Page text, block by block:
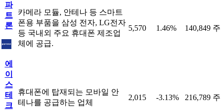
파
트
론
카메라 모듈, 안테나 등 스마트
폰용 부품을 삼성 전자, LG전자
등 국내외 주요 휴대폰 제조업
체에 공급.
5,570 1.46% 140,849 주
에
이
스
테
크
휴대폰에 탑재되는 모바일 안
테나를 공급하는 업체
2,015 -3.13% 216,789 주